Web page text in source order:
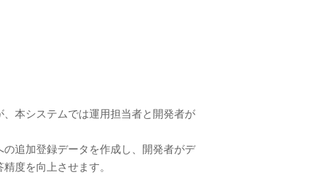
本システムでは運用担当者と開発者が
追加登録データを作成し、開発者がデ
度を向上させます。